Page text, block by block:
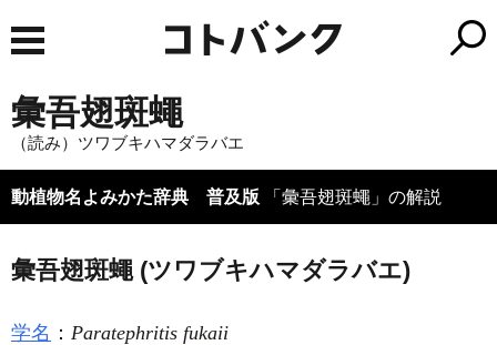
彙吾翅斑蠅
（読み）ツワブキハマダラバエ
動植物名よみかた辞典 普及版 「彙吾翅斑蠅」の解説
彙吾翅斑蠅 (ツワブキハマダラバエ)
学名 ： Paratephritis fukaii